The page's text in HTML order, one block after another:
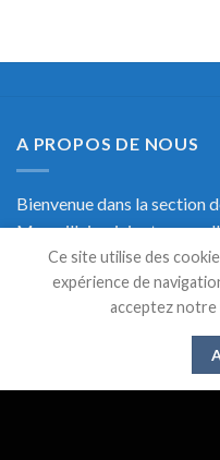
A PROPOS DE NOUS
Bienvenue dans la section
Marseillaise, ici retrouvez
en temps réel et une
de Marseille.
Ce site utilise des
expérience de
acceptez notre